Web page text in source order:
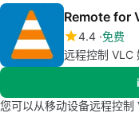
Remote for
4.4 免费
远程控制 VLC
您可以从移动设备远程控